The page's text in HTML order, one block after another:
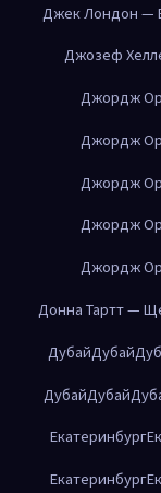
Джек Лондон —
Джозеф
Джордж
Джордж
Джордж
Джордж
Джордж
Донна Тартт —
ДубайДубай
ДубайДубай
Екатеринбург
Екатеринбург